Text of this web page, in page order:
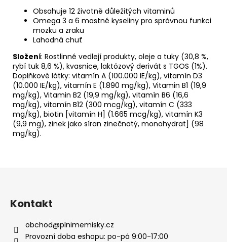
Obsahuje 12 životně důležitých vitaminů
Omega 3 a 6 mastné kyseliny pro správnou funkci
mozku a zraku
Lahodná chuť
Složení: Rostlinné vedlejí produkty, oleje a tuky (30,8 %,
rybí tuk 8,6 %), kvasnice, laktózový derivát s TGOS (1%).
Doplňkové látky: vitamín A (100.000 IE/kg), vitamín D3
(10.000 IE/kg), vitamín E (1.890 mg/kg), Vitamin B1 (19,9
mg/kg), Vitamin B2 (19,9 mg/kg), vitamín B6 (16,6
mg/kg), vitamín B12 (300 mcg/kg), vitamín C (333
mg/kg), biotin [vitamín H] (1.665 mcg/kg), vitamín K3
(9,9 mg), zinek jako síran zinečnatý, monohydrat] (98
mg/kg).
Z
Kontakt
obchod@plnimemisky.cz
Provozní doba eshopu: po-pá 9:00-17:00